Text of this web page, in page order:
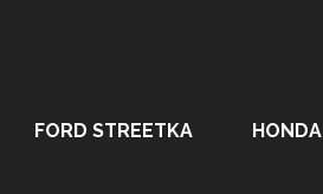
FORD STREETKA HONDA